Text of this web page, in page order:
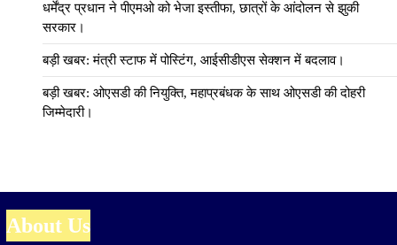
धर्मेंद्र प्रधान ने पीएमओ को भेजा इस्तीफा, छात्रों के आंदोलन से झुकी
सरकार।
बड़ी खबर: मंत्री स्टाफ में पोस्टिंग, आईसीडीएस सेक्शन में बदलाव।
बड़ी खबर: ओएसडी की नियुक्ति, महाप्रबंधक के साथ ओएसडी की दोहरी
जिम्मेदारी।
About Us